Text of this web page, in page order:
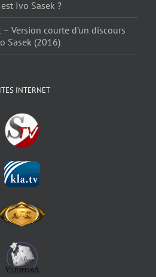
Ivo Sasek ?
Version courte d’un discours
Sasek (2016)
INTERNET